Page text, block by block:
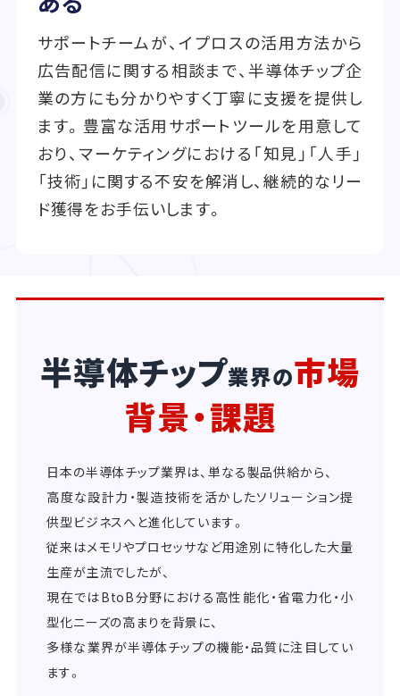
サポートチームが、イプロスの活用方法から
広告配信に関する相談まで、半導体チップ企
業の方にも分かりやすく丁寧に支援を提供し
ます。豊富な活用サポートツールを用意して
おり、マーケティングにおける「知見」「人手」
「技術」に関する不安を解消し、継続的なリー
ド獲得をお手伝いします。
半導体チップ業界の市場
背景・課題
日本の半導体チップ業界は、単なる製品供給から、
高度な設計力・製造技術を活かしたソリューション提
供型ビジネスへと進化しています。
従来はメモリやプロセッサなど用途別に特化した大量
生産が主流でしたが、
現在ではBtoB分野における高性能化・省電力化・小
型化ニーズの高まりを背景に、
多様な業界が半導体チップの機能・品質に注目してい
ます。